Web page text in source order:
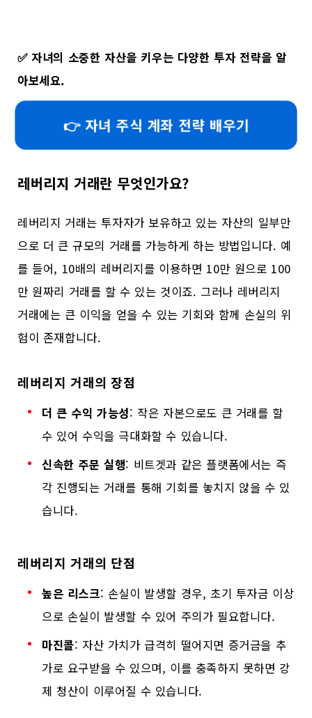
✅ 자녀의 소중한 자산을 키우는 다양한 투자 전략을 알
아보세요.
👉 자녀 주식 계좌 전략 배우기
레버리지 거래란 무엇인가요?
레버리지 거래는 투자자가 보유하고 있는 자산의 일부만
으로 더 큰 규모의 거래를 가능하게 하는 방법입니다. 예
를 들어, 10배의 레버리지를 이용하면 10만 원으로 100
만 원짜리 거래를 할 수 있는 것이죠. 그러나 레버리지
거래에는 큰 이익을 얻을 수 있는 기회와 함께 손실의 위
험이 존재합니다.
레버리지 거래의 장점
더 큰 수익 가능성: 작은 자본으로도 큰 거래를 할
수 있어 수익을 극대화할 수 있습니다.
신속한 주문 실행: 비트겟과 같은 플랫폼에서는 즉
각 진행되는 거래를 통해 기회를 놓치지 않을 수 있
습니다.
레버리지 거래의 단점
높은 리스크: 손실이 발생할 경우, 초기 투자금 이상
으로 손실이 발생할 수 있어 주의가 필요합니다.
마진콜: 자산 가치가 급격히 떨어지면 증거금을 추
가로 요구받을 수 있으며, 이를 충족하지 못하면 강
제 청산이 이루어질 수 있습니다.